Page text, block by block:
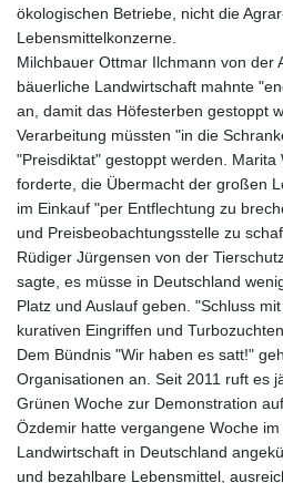
ökologischen Betriebe, nicht die
Lebensmittelkonzerne.
Milchbauer Ottmar Ilchmann von der
bäuerliche Landwirtschaft mahnte
an, damit das Höfesterben gestoppt
Verarbeitung müssten "in die
"Preisdiktat" gestoppt werden. Marita
forderte, die Übermacht der großen
im Einkauf "per Entflechtung zu
und Preisbeobachtungsstelle zu
Rüdiger Jürgensen von der
sagte, es müsse in Deutschland
Platz und Auslauf geben. "Schluss
kurativen Eingriffen und
Dem Bündnis "Wir haben es satt!"
Organisationen an. Seit 2011 ruft es
Grünen Woche zur Demonstration
Özdemir hatte vergangene Woche
Landwirtschaft in Deutschland
und bezahlbare Lebensmittel,